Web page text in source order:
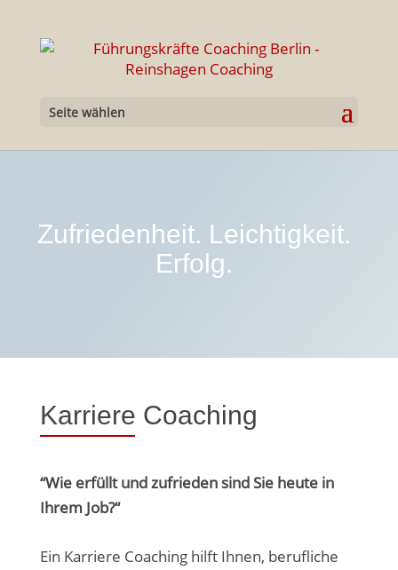
Seite wählen
Zufriedenheit. Leichtigkeit.
Erfolg.
Karriere Coaching
“Wie erfüllt und zufrieden sind Sie heute in
Ihrem Job?“
Ein Karriere Coaching hilft Ihnen, berufliche